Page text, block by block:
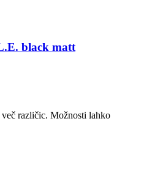
black matt
različic. Možnosti lahko